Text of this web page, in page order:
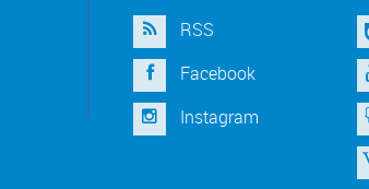
RSS
Facebook
Instagram